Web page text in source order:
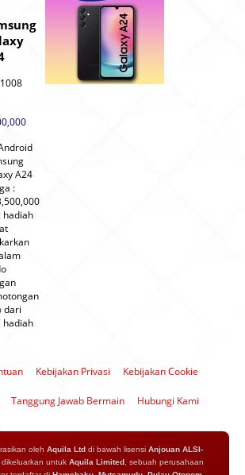
A24
:
hadiah
dari
hadiah
Kebijakan Privasi Kebijakan Cookie
Tanggung Jawab Bermain Hubungi Kami
oleh Aquila Ltd di bawah lisensi Anjouan ALSI-
untuk Aquila Limited , sebuah perusahaan